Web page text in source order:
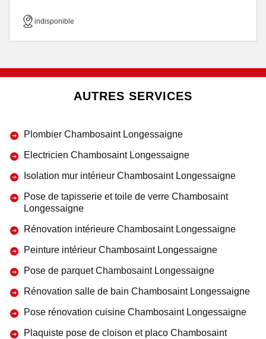
indisponible
AUTRES SERVICES
Plombier Chambosaint Longessaigne
Electricien Chambosaint Longessaigne
Isolation mur intérieur Chambosaint Longessaigne
Pose de tapisserie et toile de verre Chambosaint
Longessaigne
Rénovation intérieure Chambosaint Longessaigne
Peinture intérieur Chambosaint Longessaigne
Pose de parquet Chambosaint Longessaigne
Rénovation salle de bain Chambosaint Longessaigne
Pose rénovation cuisine Chambosaint Longessaigne
Plaquiste pose de cloison et placo Chambosaint